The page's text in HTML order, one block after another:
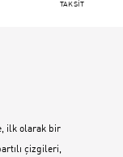
TAKSİT
ilk olarak bir
çizgileri,